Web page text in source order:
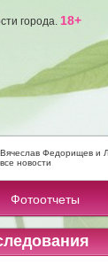
города. 18+
Вячеслав Федорищев и
все новости
Фотоотчеты